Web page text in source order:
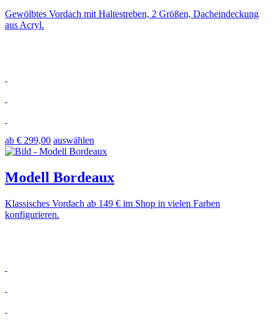
Gewölbtes Vordach mit Haltestreben, 2 Größen, Dacheindeckung
aus Acryl.
ab € 299,00 auswählen
Modell Bordeaux
Klassisches Vordach ab 149 € im Shop in vielen Farben
konfigurieren.